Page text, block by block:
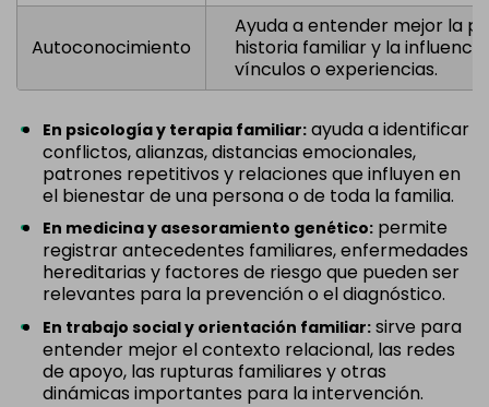
Autoconocimiento
Ayuda a entender mejor la
historia familiar y la
vínculos o experiencias.
En psicología y terapia familiar: ayuda a identificar
conflictos, alianzas, distancias emocionales,
patrones repetitivos y relaciones que influyen en
el bienestar de una persona o de toda la familia.
En medicina y asesoramiento genético: permite
registrar antecedentes familiares, enfermedades
hereditarias y factores de riesgo que pueden ser
relevantes para la prevención o el diagnóstico.
En trabajo social y orientación familiar: sirve para
entender mejor el contexto relacional, las redes
de apoyo, las rupturas familiares y otras
dinámicas importantes para la intervención.